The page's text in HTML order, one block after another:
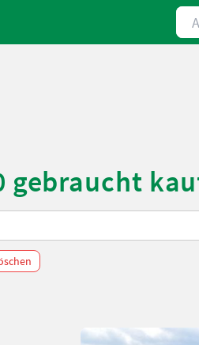
gebraucht